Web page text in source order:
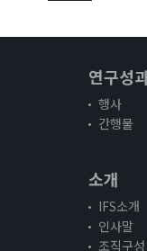
연구성
행사
간행물
소개
IFS소개
인사말
조직구성